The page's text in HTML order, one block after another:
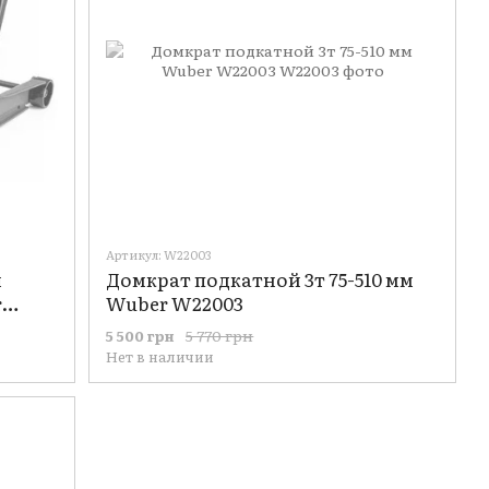
Артикул: W22003
Домкрат подкатной 3т 75-510 мм
Wuber W22003
5 770 грн
5 500 грн
Нет в наличии